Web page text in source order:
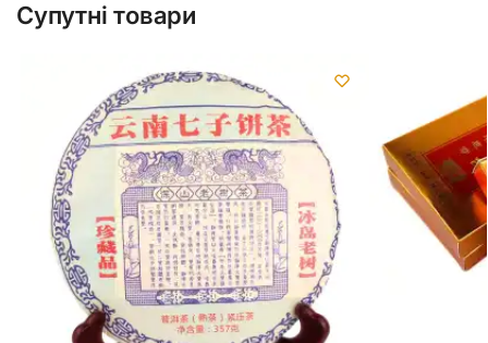
Супутні товари